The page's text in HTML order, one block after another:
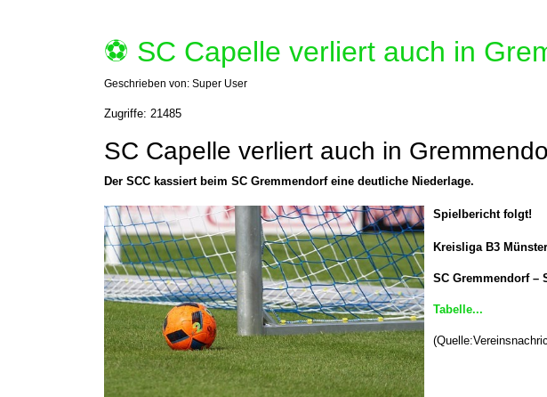
⚽️ SC Capelle verliert auch in
Geschrieben von: Super User
Zugriffe: 21485
SC Capelle verliert auch in
Der SCC kassiert beim SC Gremmendorf eine deutliche Niederlage.
Spielbericht folgt!
Kreisliga B3 Münster
SC Gremmendorf –
Tabelle...